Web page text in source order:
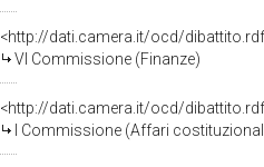
<http://dati.camera.it/ocd/
VI Commissione (Finanze)
<http://dati.camera.it/ocd/
I Commissione (Affari